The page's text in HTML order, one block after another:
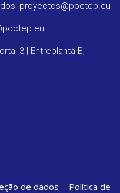
proyectos@poctep.eu
3 | Entreplanta B,
de dados | Política de